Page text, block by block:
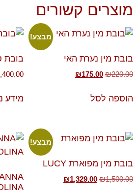
מוצרים קשורים
מבצע!
בובת מין נערת האי
₪220.00
₪175.00
הוספה לסל
בובת
מידע
מבצע!
בובת מין מפוארת LUCY
₪1,500.00
₪1,329.00